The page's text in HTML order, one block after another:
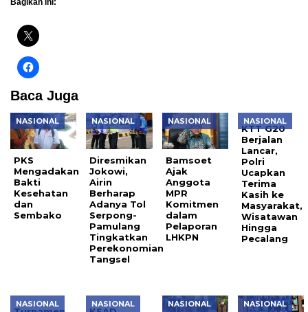
Bagikan ini:
Baca Juga
NASIONAL
PKS
Mengadakan
Bakti
Kesehatan
dan
Sembako
NASIONAL
Diresmikan
Jokowi,
Airin
Berharap
Adanya Tol
Serpong-
Pamulang
Tingkatkan
Perekonomian
Tangsel
NASIONAL
Bamsoet
Ajak
Anggota
MPR
Komitmen
dalam
Pelaporan
LHKPN
NASIONAL
KTT G20
Berjalan
Lancar,
Polri
Ucapkan
Terima
Kasih ke
Masyarakat,
Wisatawan
Hingga
Pecalang
NASIONAL NASIONAL NASIONAL NASIONAL